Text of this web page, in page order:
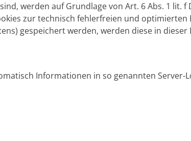
werden auf Grundlage von Art. 6 Abs. 1 lit.
zur technisch fehlerfreien und
gespeichert werden, werden diese in
Informationen in so genannten Server-